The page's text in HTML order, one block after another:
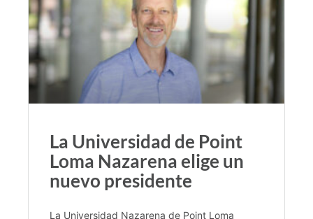
La Universidad de Point
Loma Nazarena elige un
nuevo presidente
La Universidad Nazarena de Point Loma